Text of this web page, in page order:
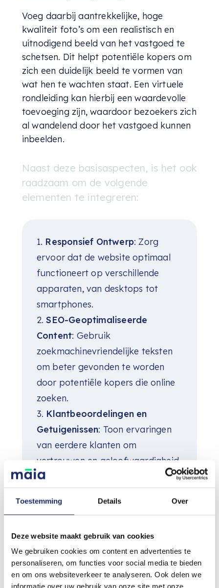
Toestemming Details Over
Deze website maakt gebruik van cookies
We gebruiken cookies om content en advertenties te
personaliseren, om functies voor social media te bieden
en om ons websiteverkeer te analyseren. Ook delen we
informatie over uw gebruik van onze site met onze
Voeg daarbij aantrekkelijke, hoge
kwaliteit foto’s om een realistisch en
uitnodigend beeld van het vastgoed te
schetsen. Dit helpt potentiële kopers om
zich een duidelijk beeld te vormen van
wat hen te wachten staat. Een virtuele
rondleiding kan hierbij een waardevolle
toevoeging zijn, waardoor bezoekers zich
al wandelend door het vastgoed kunnen
inbeelden.
Naast deze basisaspecten, is het ook
raadzaam om de volgende
elementen te integreren:
Responsief Ontwerp: Zorg
ervoor dat de website optimaal
functioneert op verschillende
apparaten, van desktops tot
smartphones.
SEO-Geoptimaliseerde
Content: Gebruik
zoekmachinevriendelijke teksten
om beter gevonden te worden
door potentiële kopers die online
zoeken.
Klantbeoordelingen en
Getuigenissen: Toon ervaringen
van eerdere klanten om
vertrouwen en geloofwaardigheid
op te bouwen.
kaarten om locaties te tonen, wat
wekt.
Contactmogelijkheden: Maak
het gemakkelijk voor bezoekers